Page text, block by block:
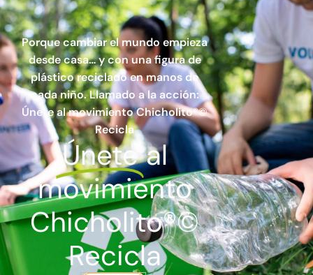
Porque cambiar el mundo empieza
desde casa… y con una figura de
plástico reciclado en manos de
cada niño. Llamado a la acción:
Únete al movimiento Chicholito®©
Recicla
Únete al
movimiento
Chicholito®©
Recicla